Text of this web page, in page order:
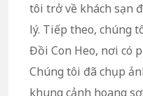
tôi trở về khách sạn
lý. Tiếp theo, chúng
Đồi Con Heo, nơi có
Chúng tôi đã chụp
khung cảnh hoang